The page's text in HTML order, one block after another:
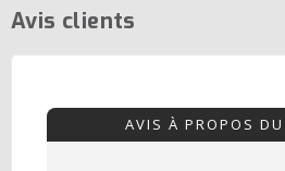
Avis clients
AVIS À PROPOS